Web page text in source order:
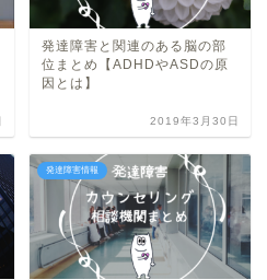
発達障害と関連のある脳の部
位まとめ【ADHDやASDの原
因とは】
2019年3月30日
発達障害情報